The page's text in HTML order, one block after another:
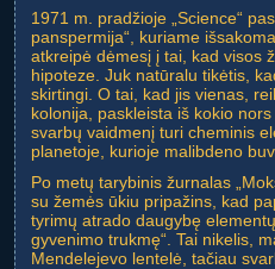
1971 m. pradžioje „Science“
panspermija“, kuriame
atkreipė dėmesį į tai, kad visos
hipoteze. Juk natūralu tikėtis,
skirtingi. O tai, kad jis vienas,
kolonija, paskleista iš kokio
svarbų vaidmenį turi cheminis
planetoje, kurioje malibdeno
Po metų tarybinis žurnalas
su žemės ūkiu pripažins, kad
tyrimų atrado daugybę
gyvenimo trukmę“. Tai nikelis,
Mendelejevo lentelė, tačiau